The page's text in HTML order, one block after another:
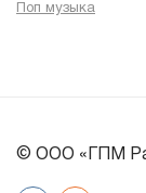
Поп музыка
© ООО «ГПМ